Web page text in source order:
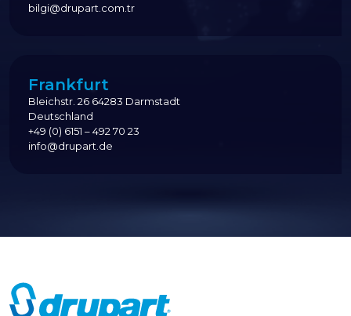
bilgi@drupart.com.tr
Frankfurt
Bleichstr. 26 64283 Darmstadt
Deutschland
+49 (0) 6151 – 492 70 23
info@drupart.de